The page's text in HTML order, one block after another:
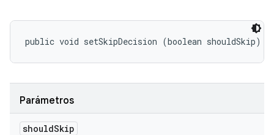
public void setSkipDecision (boolean shouldSkip)
Parámetros
shouldSkip